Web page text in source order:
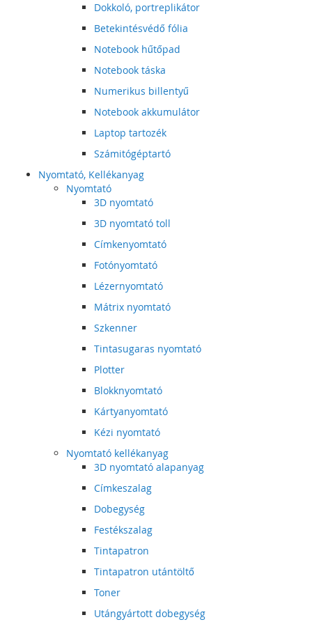
Dokkoló, portreplikátor
Betekintésvédő fólia
Notebook hűtőpad
Notebook táska
Numerikus billentyű
Notebook akkumulátor
Laptop tartozék
Számitógéptartó
Nyomtató, Kellékanyag
Nyomtató
3D nyomtató
3D nyomtató toll
Címkenyomtató
Fotónyomtató
Lézernyomtató
Mátrix nyomtató
Szkenner
Tintasugaras nyomtató
Plotter
Blokknyomtató
Kártyanyomtató
Kézi nyomtató
Nyomtató kellékanyag
3D nyomtató alapanyag
Címkeszalag
Dobegység
Festékszalag
Tintapatron
Tintapatron utántöltő
Toner
Utángyártott dobegység